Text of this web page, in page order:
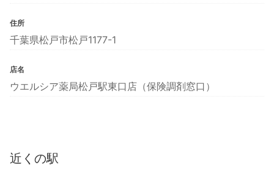
住所
千葉県松戸市松戸1177-1
店名
ウエルシア薬局松戸駅東口店（保険調剤窓口）
近くの駅